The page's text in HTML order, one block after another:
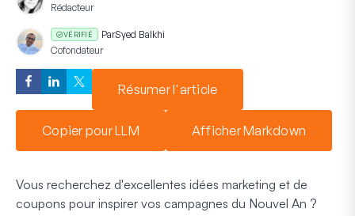
Rédacteur
VÉRIFIÉ ParSyed Balkhi
Cofondateur
Résumer l'article
Copier pour LLM Afficher Markdown
Vous recherchez d'excellentes idées marketing et de
coupons pour inspirer vos campagnes du Nouvel An ?